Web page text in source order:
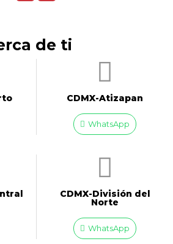
de ti
CDMX-Atizapan
WhatsApp
CDMX-División del
Norte
WhatsApp